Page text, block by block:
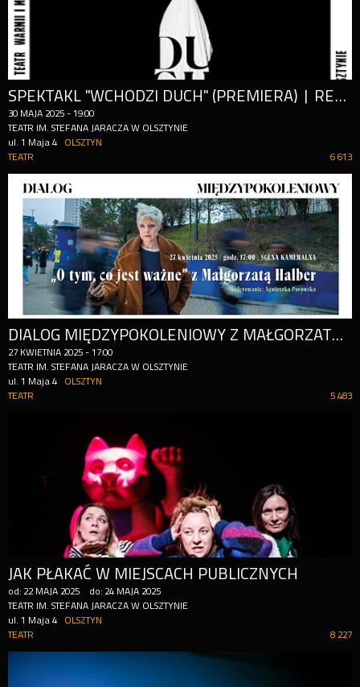
SPEKTAKL "WCHODZI DUCH" (PREMIERA) | REŻ. WERONIKA SZCZAWIŃSKA
30 MAJA 2025 -19:00
TEATR IM. STEFANA JARACZA W OLSZTYNIE
ul. 1 Maja 4
OLSZTYN
6 613
TEATR
DIALOG MIĘDZYPOKOLENIOWY Z MAŁGORZATĄ HALBER
27 KWIETNIA 2025 -17:00
TEATR IM. STEFANA JARACZA W OLSZTYNIE
ul. 1 Maja 4
OLSZTYN
5 483
TEATR
JAK PŁAKAĆ W MIEJSCACH PUBLICZNYCH
od: 22 MAJA 2025 do: 24 MAJA 2025
TEATR IM. STEFANA JARACZA W OLSZTYNIE
ul. 1 Maja 4
OLSZTYN
8 227
TEATR